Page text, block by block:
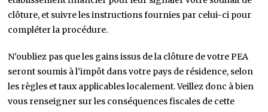
clôture, et suivre les instructions fournies par celui-ci pour
compléter la procédure.
N’oubliez pas que les gains issus de la clôture de votre PEA
seront soumis à l’impôt dans votre pays de résidence, selon
les règles et taux applicables localement. Veillez donc à bien
vous renseigner sur les conséquences fiscales de cette